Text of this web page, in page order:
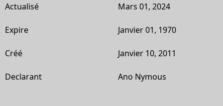
Actualisé Mars 01, 2024
Expire Janvier 01, 1970
Créé Janvier 10, 2011
Declarant Ano Nymous